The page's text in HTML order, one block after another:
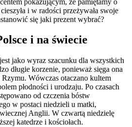
i w radości przeżywała swoje
się jaki prezent wybrać?
i na świecie
jako wyraz szacunku dla wszystkich
długie korzenie, ponieważ sięga ona
Wówczas otaczano kultem
płodności i urodzaju. Po czasach
od czczenia bóstw
w postaci niedzieli u matki,
Anglii. W czwartą niedzielę
katedrze i kościołach.